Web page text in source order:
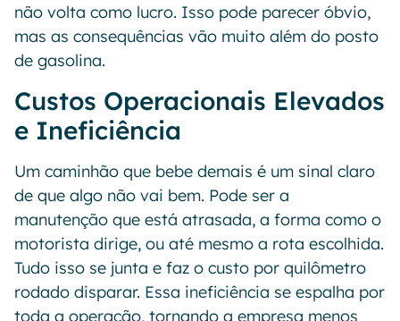
não volta como lucro. Isso pode parecer óbvio,
mas as consequências vão muito além do posto
de gasolina.
Custos Operacionais Elevados
e Ineficiência
Um caminhão que bebe demais é um sinal claro
de que algo não vai bem. Pode ser a
manutenção que está atrasada, a forma como o
motorista dirige, ou até mesmo a rota escolhida.
Tudo isso se junta e faz o custo por quilômetro
rodado disparar. Essa ineficiência se espalha por
toda a operação, tornando a empresa menos